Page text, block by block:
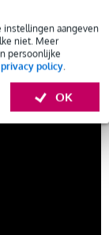
instellingen aangeven
niet. Meer
persoonlijke
privacy policy.
OK
Bekende
Marley’s
is het nummer